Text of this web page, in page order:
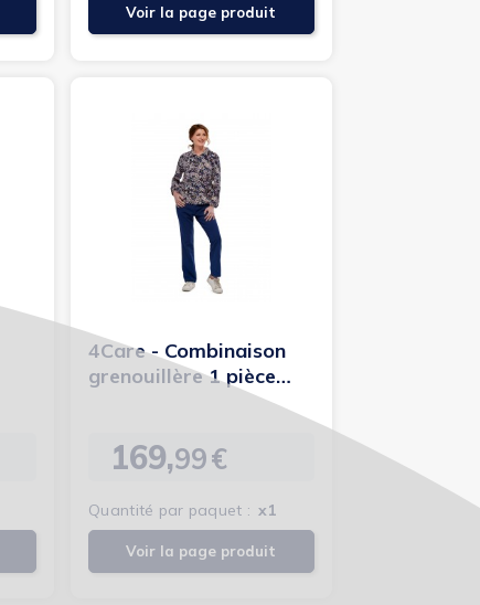
Voir la page produit
4Care - Combinaison
grenouillère 1 pièce
Prix
169,99€
Quantité par paquet : x1
Voir la page produit